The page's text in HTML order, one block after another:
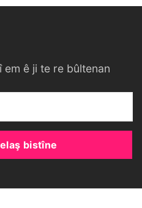
ê ji te re bûltenan
bistîne